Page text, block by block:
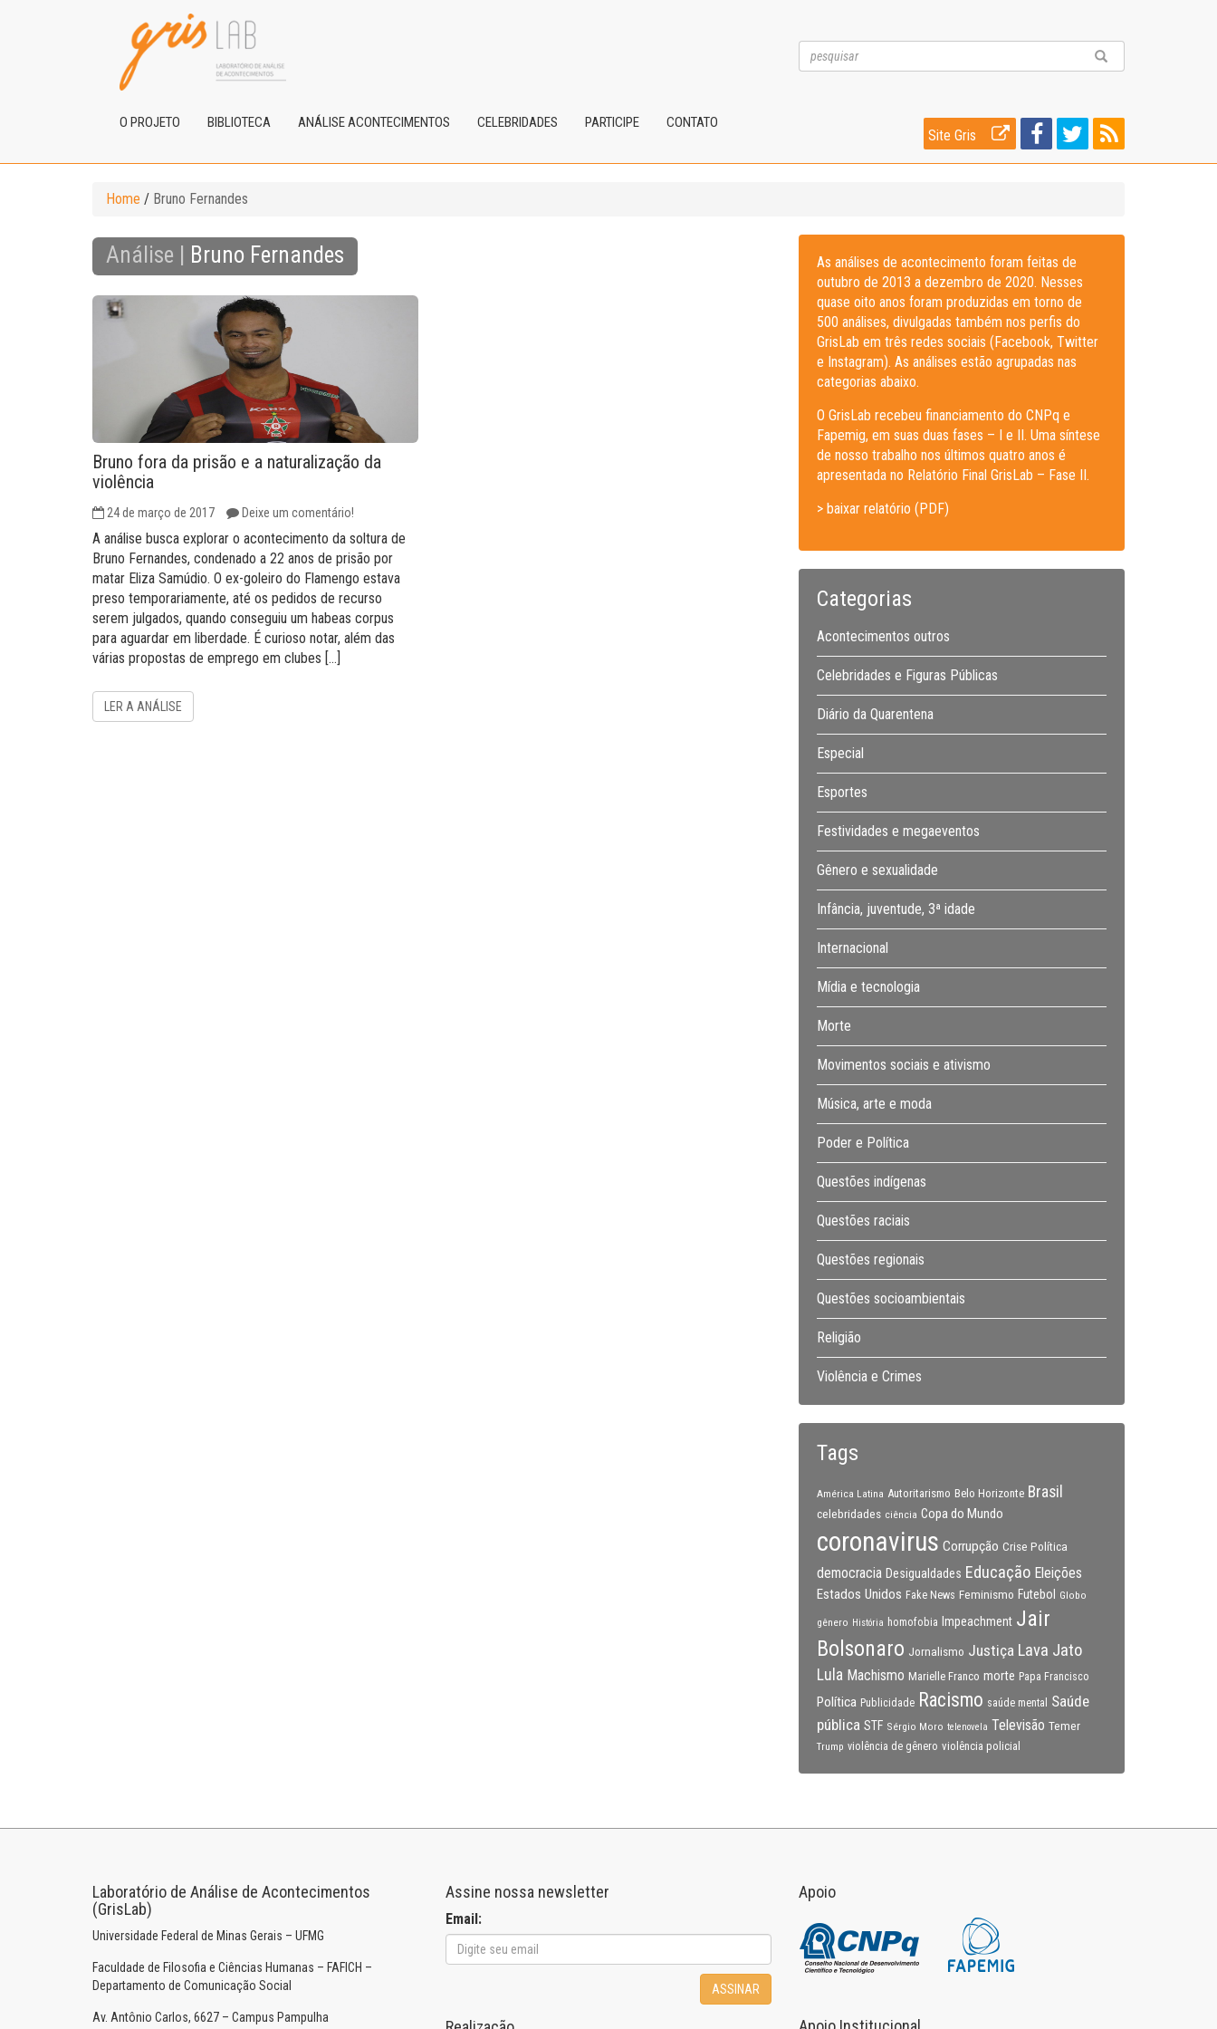
O PROJETO BIBLIOTECA ANÁLISE ACONTECIMENTOS CELEBRIDADES PARTICIPE CONTATO
Site Gris
Home / Bruno Fernandes
Análise | Bruno Fernandes
Bruno fora da prisão e a naturalização da
violência
24 de março de 2017 Deixe um comentário!
A análise busca explorar o acontecimento da soltura de
Bruno Fernandes, condenado a 22 anos de prisão por
matar Eliza Samúdio. O ex-goleiro do Flamengo estava
preso temporariamente, até os pedidos de recurso
serem julgados, quando conseguiu um habeas corpus
para aguardar em liberdade. É curioso notar, além das
várias propostas de emprego em clubes […]
LER A ANÁLISE
As análises de acontecimento foram feitas de
outubro de 2013 a dezembro de 2020. Nesses
quase oito anos foram produzidas em torno de
500 análises, divulgadas também nos perfis do
GrisLab em três redes sociais (Facebook, Twitter
e Instagram). As análises estão agrupadas nas
categorias abaixo.
O GrisLab recebeu financiamento do CNPq e
Fapemig, em suas duas fases – I e II. Uma síntese
de nosso trabalho nos últimos quatro anos é
apresentada no Relatório Final GrisLab – Fase II.
> baixar relatório (PDF)
Categorias
Acontecimentos outros
Celebridades e Figuras Públicas
Diário da Quarentena
Especial
Esportes
Festividades e megaeventos
Gênero e sexualidade
Infância, juventude, 3ª idade
Internacional
Mídia e tecnologia
Morte
Movimentos sociais e ativismo
Música, arte e moda
Poder e Política
Questões indígenas
Questões raciais
Questões regionais
Questões socioambientais
Religião
Violência e Crimes
Tags
América Latina Autoritarismo Belo Horizonte Brasil
celebridades ciência Copa do Mundo
coronavirus Corrupção Crise Política
democracia Desigualdades Educação Eleições
Estados Unidos Fake News Feminismo Futebol Globo
gênero História homofobia Impeachment Jair
Bolsonaro Jornalismo Justiça Lava Jato
Lula Machismo Marielle Franco morte Papa Francisco
Política Publicidade Racismo saúde mental
Saúde
pública STF Sérgio Moro telenovela Televisão Temer
Trump violência de gênero violência policial
Laboratório de Análise de Acontecimentos
(GrisLab)
Universidade Federal de Minas Gerais – UFMG
Faculdade de Filosofia e Ciências Humanas – FAFICH –
Departamento de Comunicação Social
Av. Antônio Carlos, 6627 – Campus Pampulha
Assine nossa newsletter
Email:
ASSINAR
Apoio